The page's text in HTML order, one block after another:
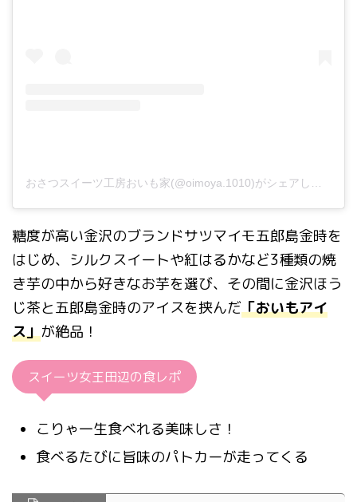
おさつスイーツ工房おいも家(@oimoya.1010)がシェアした投稿
糖度が高い金沢のブランドサツマイモ五郎島金時を
はじめ、シルクスイートや紅はるかなど3種類の焼
き芋の中から好きなお芋を選び、その間に金沢ほう
じ茶と五郎島金時のアイスを挟んだ「おいもアイ
ス」が絶品！
スイーツ女王田辺の食レポ
こりゃ一生食べれる美味しさ！
食べるたびに旨味のパトカーが走ってくる